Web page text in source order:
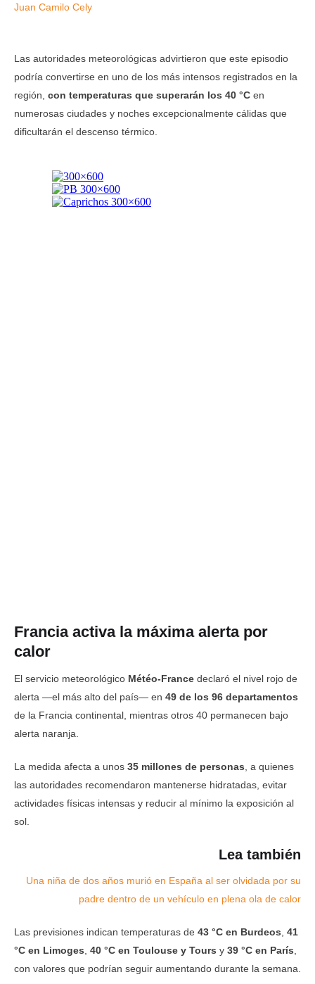
Juan Camilo Cely
Las autoridades meteorológicas advirtieron que este episodio
podría convertirse en uno de los más intensos registrados en la
región, con temperaturas que superarán los 40 °C en
numerosas ciudades y noches excepcionalmente cálidas que
dificultarán el descenso térmico.
Francia activa la máxima alerta por
calor
El servicio meteorológico Météo-France declaró el nivel rojo de
alerta —el más alto del país— en 49 de los 96 departamentos
de la Francia continental, mientras otros 40 permanecen bajo
alerta naranja.
La medida afecta a unos 35 millones de personas , a quienes
las autoridades recomendaron mantenerse hidratadas, evitar
actividades físicas intensas y reducir al mínimo la exposición al
sol.
Lea también
Una niña de dos años murió en España al ser olvidada por su
padre dentro de un vehículo en plena ola de calor
Las previsiones indican temperaturas de 43 °C en Burdeos 41
°C en Limoges 40 °C en Toulouse y Tours y 39 °C en París
con valores que podrían seguir aumentando durante la semana.